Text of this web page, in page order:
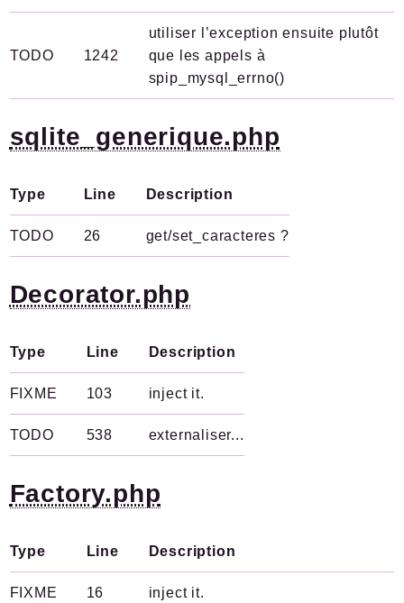
TODO 1242
utiliser l’exception ensuite plutôt
que les appels à
spip_mysql_errno()
sqlite_generique.php
Type Line Description
TODO 26 get/set_caracteres ?
Decorator.php
Type Line Description
FIXME 103 inject it.
TODO 538 externaliser...
Factory.php
Type Line Description
FIXME 16 inject it.